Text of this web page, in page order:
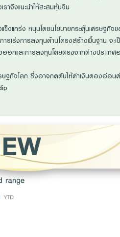
าจึงแนะนำให้สะสมหุ้นจีน
งแกร่ง หนุนโดยนโยบายกระตุ้นเศรษฐกิจ
เร่งการลงทุนด้านโครงสร้างพื้นฐาน จะเ
กและการลงทุนโดยตรงจากต่างประเทศ
กิจโลก ซึ่งอาจกดดันให้ค่าเงินดองอ่อนค่